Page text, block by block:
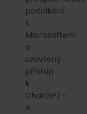
podnikání
s
Microsoftem
a
uzavřený
přístup
k
ChatGPT-
4.